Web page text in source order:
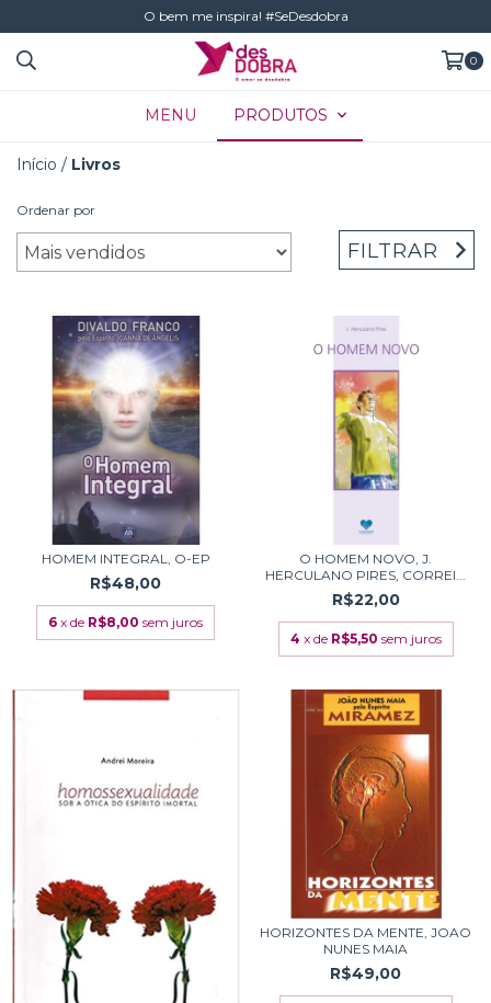
O bem me inspira! #SeDesdobra
0
MENU PRODUTOS
Início / Livros
Ordenar por
FILTRAR
HOMEM INTEGRAL, O-EP
R$48,00
6 x de R$8,00 sem juros
O HOMEM NOVO, J.
HERCULANO PIRES, CORREI...
R$22,00
4 x de R$5,50 sem juros
HORIZONTES DA MENTE, JOAO
NUNES MAIA
R$49,00